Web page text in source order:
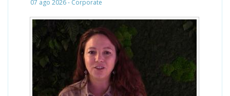
07 ago 2026 - Corporate